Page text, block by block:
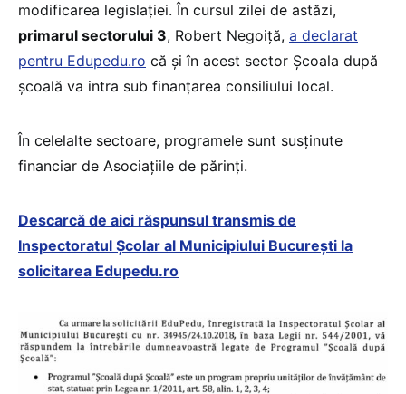
modificarea legislației. În cursul zilei de astăzi,
primarul sectorului 3, Robert Negoiță, a declarat
pentru Edupedu.ro că și în acest sector Școala după
școală va intra sub finanțarea consiliului local.
În celelalte sectoare, programele sunt susținute
financiar de Asociațiile de părinți.
Descarcă de aici răspunsul transmis de
Inspectoratul Școlar al Municipiului București la
solicitarea Edupedu.ro